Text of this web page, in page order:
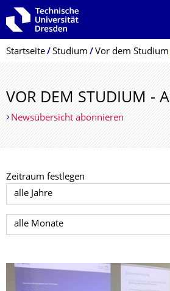
Zur Hauptnavigation springen
Zur Suche springen
Zum Inhalt springen
Breadcrumb-Menü
Startseite Studium Vor dem Studium
VOR DEM STUDIUM -
Newsübersicht abonnieren
Zeitraum festlegen
Jahr auswählen
Monat auswählen